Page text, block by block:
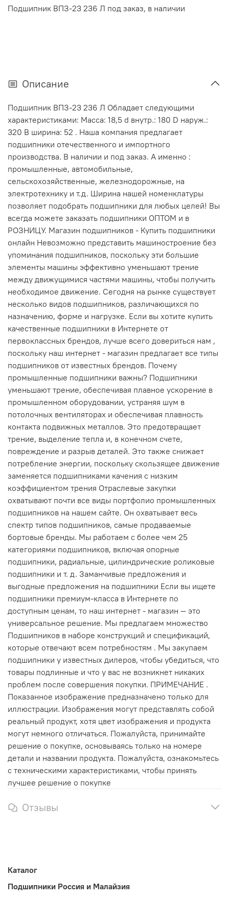
Подшипник ВПЗ-23 236 Л под заказ, в наличии
Описание
Подшипник ВПЗ-23 236 Л Обладает следующими
характеристиками: Масса: 18,5 d внутр.: 180 D наруж.:
320 В ширина: 52 . Наша компания предлагает
подшипники отечественного и импортного
производства. В наличии и под заказ. А именно :
промышленные, автомобильные,
сельскохозяйственные, железнодорожные, на
электротехнику и т.д. Ширина нашей номенклатуры
позволяет подобрать подшипники для любых целей! Вы
всегда можете заказать подшипники ОПТОМ и в
РОЗНИЦУ. Магазин подшипников - Купить подшипники
онлайн Невозможно представить машиностроение без
упоминания подшипников, поскольку эти большие
элементы машины эффективно уменьшают трение
между движущимися частями машины, чтобы получить
необходимое движение. Сегодня на рынке существует
несколько видов подшипников, различающихся по
назначению, форме и нагрузке. Если вы хотите купить
качественные подшипники в Интернете от
первоклассных брендов, лучше всего довериться нам ,
поскольку наш интернет - магазин предлагает все типы
подшипников от известных брендов. Почему
промышленные подшипники важны? Подшипники
уменьшают трение, обеспечивая плавное ускорение в
промышленном оборудовании, устраняя шум в
потолочных вентиляторах и обеспечивая плавность
контакта подвижных металлов. Это предотвращает
трение, выделение тепла и, в конечном счете,
повреждение и разрыв деталей. Это также снижает
потребление энергии, поскольку скользящее движение
заменяется подшипниками качения с низким
коэффициентом трения Отраслевые закупки
охватывают почти все виды портфолио промышленных
подшипников на нашем сайте. Он охватывает весь
спектр типов подшипников, самые продаваемые
бортовые бренды. Мы работаем с более чем 25
категориями подшипников, включая опорные
подшипники, радиальные, цилиндрические роликовые
подшипники и т. д. Заманчивые предложения и
выгодные предложения на подшипники Если вы ищете
подшипники премиум-класса в Интернете по
доступным ценам, то наш интернет - магазин — это
универсальное решение. Мы предлагаем множество
Подшипников в наборе конструкций и спецификаций,
которые отвечают всем потребностям . Мы закупаем
подшипники у известных дилеров, чтобы убедиться, что
товары подлинные и что у вас не возникнет никаких
проблем после совершения покупки. ПРИМЕЧАНИЕ .
Показанное изображение предназначено только для
иллюстрации. Изображения могут представлять собой
реальный продукт, хотя цвет изображения и продукта
могут немного отличаться. Пожалуйста, принимайте
решение о покупке, основываясь только на номере
детали и названии продукта. Пожалуйста, ознакомьтесь
с техническими характеристиками, чтобы принять
лучшее решение о покупке
Отзывы
Каталог
Подшипники Россия и Малайзия